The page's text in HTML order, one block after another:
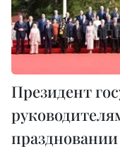
Президент